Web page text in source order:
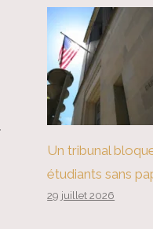
Un tribunal
étudiants sans
29 juillet 2026